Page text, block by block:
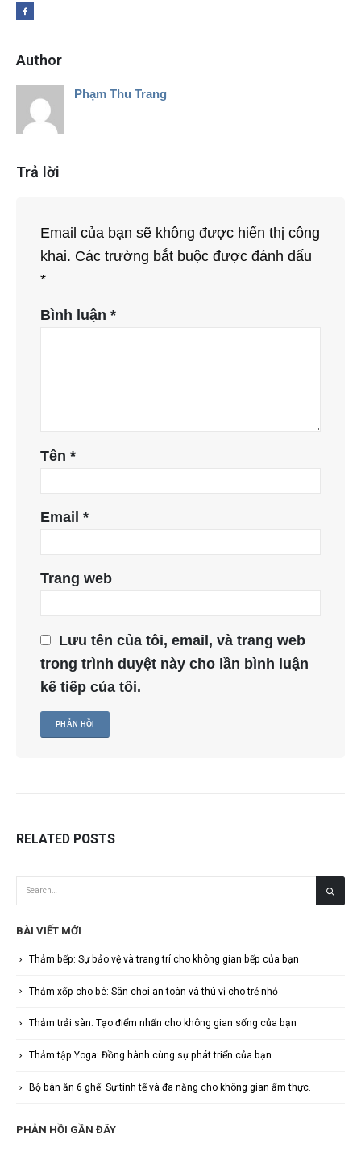
Author
Phạm Thu Trang
Trả lời
Email của bạn sẽ không được hiển thị công
khai. Các trường bắt buộc được đánh dấu
*
Bình luận *
Tên *
Email *
Trang web
Lưu tên của tôi, email, và trang web
trong trình duyệt này cho lần bình luận
kế tiếp của tôi.
RELATED POSTS
BÀI VIẾT MỚI
Thảm bếp: Sự bảo vệ và trang trí cho không gian bếp của bạn
Thảm xốp cho bé: Sân chơi an toàn và thú vị cho trẻ nhỏ
Thảm trải sàn: Tạo điểm nhấn cho không gian sống của bạn
Thảm tập Yoga: Đồng hành cùng sự phát triển của bạn
Bộ bàn ăn 6 ghế: Sự tinh tế và đa năng cho không gian ẩm thực.
PHẢN HỒI GẦN ĐÂY